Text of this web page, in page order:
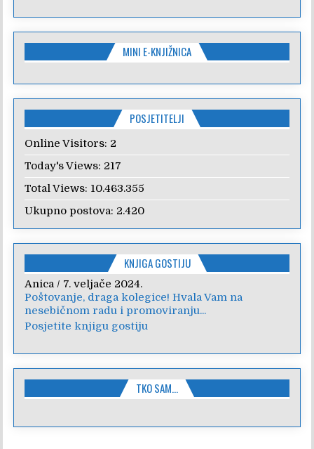
MINI E-KNJIŽNICA
POSJETITELJI
Online Visitors: 2
Today's Views: 217
Total Views: 10.463.355
Ukupno postova: 2.420
KNJIGA GOSTIJU
Anica / 7. veljače 2024.
Poštovanje, draga kolegice! Hvala Vam na
nesebičnom radu i promoviranju...
Posjetite knjigu gostiju
TKO SAM…